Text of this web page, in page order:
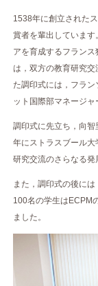
1538年に創立された
賞者を輩出していま
アを育成するフラン
は，双方の教育研究
た調印式には，フラ
ット国際部マネージャ
調印式に先立ち，向
年にストラスブール
研究交流のさらなる発
また，調印式の後に
100名の学生はECPM
ました。